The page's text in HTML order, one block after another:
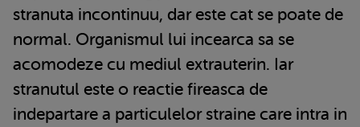
stranuta incontinuu, dar este cat se poate de
normal. Organismul lui incearca sa se
acomodeze cu mediul extrauterin. Iar
stranutul este o reactie fireasca de
indepartare a particulelor straine care intra in